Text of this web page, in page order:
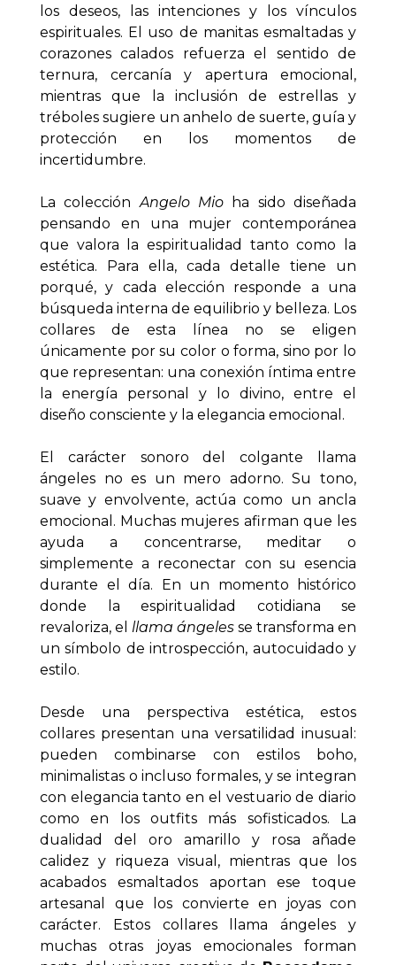
los deseos, las intenciones y los vínculos
espirituales. El uso de manitas esmaltadas y
corazones calados refuerza el sentido de
ternura, cercanía y apertura emocional,
mientras que la inclusión de estrellas y
tréboles sugiere un anhelo de suerte, guía y
protección en los momentos de
incertidumbre.
La colección Angelo Mio ha sido diseñada
pensando en una mujer contemporánea
que valora la espiritualidad tanto como la
estética. Para ella, cada detalle tiene un
porqué, y cada elección responde a una
búsqueda interna de equilibrio y belleza. Los
collares de esta línea no se eligen
únicamente por su color o forma, sino por lo
que representan: una conexión íntima entre
la energía personal y lo divino, entre el
diseño consciente y la elegancia emocional.
El carácter sonoro del colgante llama
ángeles no es un mero adorno. Su tono,
suave y envolvente, actúa como un ancla
emocional. Muchas mujeres afirman que les
ayuda a concentrarse, meditar o
simplemente a reconectar con su esencia
durante el día. En un momento histórico
donde la espiritualidad cotidiana se
revaloriza, el llama ángeles se transforma en
un símbolo de introspección, autocuidado y
estilo.
Desde una perspectiva estética, estos
collares presentan una versatilidad inusual:
pueden combinarse con estilos boho,
minimalistas o incluso formales, y se integran
con elegancia tanto en el vestuario de diario
como en los outfits más sofisticados. La
dualidad del oro amarillo y rosa añade
calidez y riqueza visual, mientras que los
acabados esmaltados aportan ese toque
artesanal que los convierte en joyas con
carácter. Estos collares llama ángeles y
muchas otras joyas emocionales forman